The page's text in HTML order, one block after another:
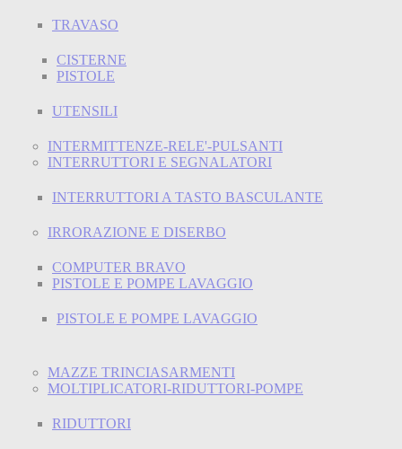
TRAVASO
CISTERNE
PISTOLE
UTENSILI
INTERMITTENZE-RELE'-PULSANTI
INTERRUTTORI E SEGNALATORI
INTERRUTTORI A TASTO BASCULANTE
IRRORAZIONE E DISERBO
COMPUTER BRAVO
PISTOLE E POMPE LAVAGGIO
PISTOLE E POMPE LAVAGGIO
MAZZE TRINCIASARMENTI
MOLTIPLICATORI-RIDUTTORI-POMPE
RIDUTTORI